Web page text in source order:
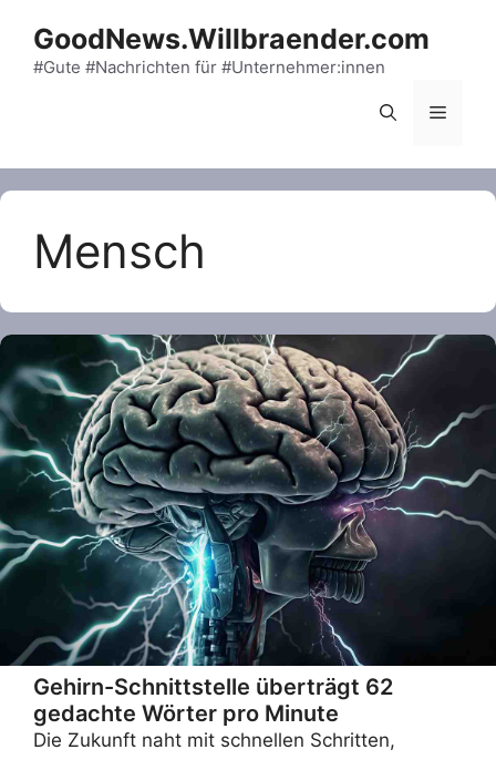
content
GoodNews.Willbraender.com
#Gute #Nachrichten für #Unternehmer:innen
Menu
Mensch
Gehirn-Schnittstelle überträgt 62
gedachte Wörter pro Minute
Die Zukunft naht mit schnellen Schritten,